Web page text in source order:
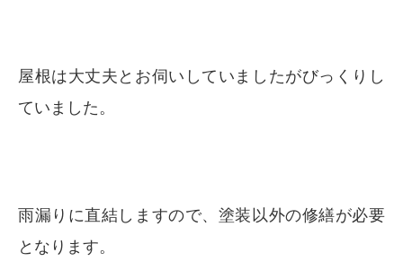
屋根は大丈夫とお伺いしていましたがびっくりし
ていました。
雨漏りに直結しますので、塗装以外の修繕が必要
となります。